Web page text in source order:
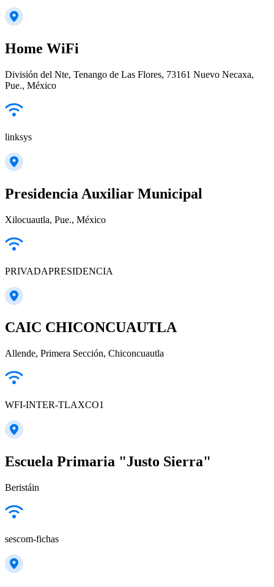
Home WiFi
División del Nte, Tenango de Las Flores, 73161 Nuevo Necaxa,
Pue., México
linksys
Presidencia Auxiliar Municipal
Xilocuautla, Pue., México
PRIVADAPRESIDENCIA
CAIC CHICONCUAUTLA
Allende, Primera Sección, Chiconcuautla
WFI-INTER-TLAXCO1
Escuela Primaria "Justo Sierra"
Beristáin
sescom-fichas